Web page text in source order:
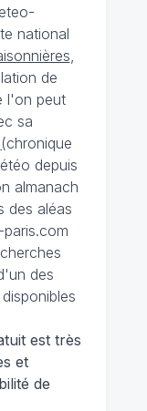
national
,
de
l'on peut
sa
(chronique
depuis
almanach
des aléas
des
est très
et
de